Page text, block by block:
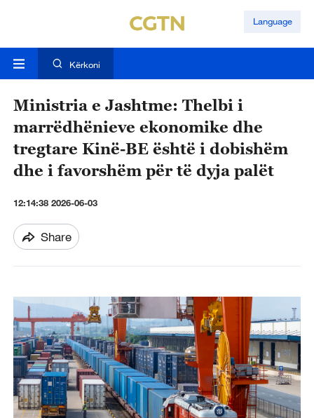
Language
Kërkoni
Ministria e Jashtme: Thelbi i
marrëdhënieve ekonomike dhe
tregtare Kinë-BE është i dobishëm
dhe i favorshëm për të dyja palët
12:14:38 2026-06-03
Share